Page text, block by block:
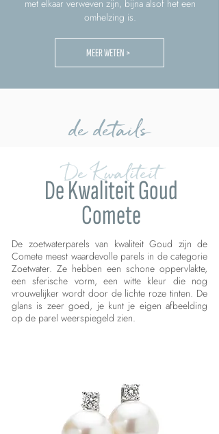
met elkaar verweven zijn, bijna alsof het een
omhelzing is.
MEER WETEN >
de details
De Kwaliteit
De Kwaliteit Goud
Comete
De zoetwaterparels van kwaliteit Goud zijn de
Comete meest waardevolle parels in de categorie
Zoetwater. Ze hebben een schone oppervlakte,
een sferische vorm, een witte kleur die nog
vrouwelijker wordt door de lichte roze tinten. De
glans is zeer goed, je kunt je eigen afbeelding
op de parel weerspiegeld zien.